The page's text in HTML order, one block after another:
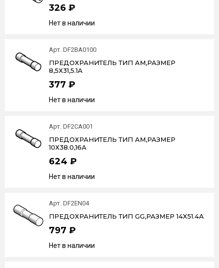
326 ₽
Нет в наличии
Арт. DF2BA0100
ПРЕДОХРАНИТЕЛЬ ТИП АМ,РАЗМЕР
8,5Х31,5.1А
377 ₽
Нет в наличии
Арт. DF2CA001
ПРЕДОХРАНИТЕЛЬ ТИП АМ,РАЗМЕР
10Х38.0,16А
624 ₽
Нет в наличии
Арт. DF2EN04
ПРЕДОХРАНИТЕЛЬ ТИП GG,РАЗМЕР 14Х51.4А
797 ₽
Нет в наличии